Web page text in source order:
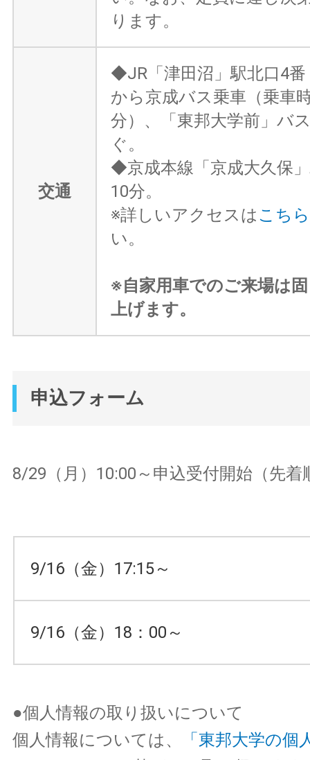
ります。
交通
◆JR「津田沼」駅北口4
から京成バス乗車（乗車
分）、「東邦大学前」バ
ぐ。
◆京成本線「京成大久保
10分。
※詳しいアクセスはこちら
い。
※自家用車でのご来場は
上げます。
申込フォーム
8/29（月）10:00～申込受付開始（先着
9/16（金）17:15～
9/16（金）18：00～
●個人情報の取り扱いについて
個人情報については、
「東邦大学の個